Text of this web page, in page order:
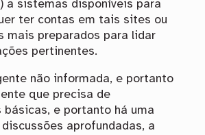
a sistemas disponíveis para
ter contas em tais sites ou
mais preparados para lidar
pertinentes.
não informada, e portanto
que precisa de
básicas, e portanto há uma
aprofundadas, a